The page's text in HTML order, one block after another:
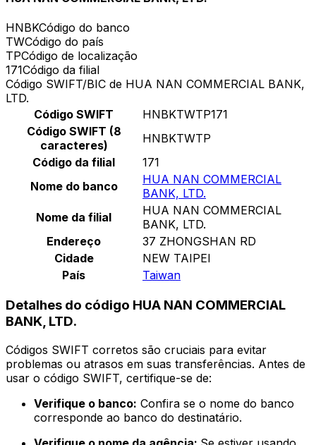
HNBKCódigo do banco
TWCódigo do país
TPCódigo de localização
171Código da filial
Código SWIFT/BIC de HUA NAN COMMERCIAL BANK,
LTD.
Código SWIFT
HNBKTWTP171
Código SWIFT (8
caracteres)
HNBKTWTP
Código da filial
171
Nome do banco
HUA NAN COMMERCIAL
BANK, LTD.
Nome da filial
HUA NAN COMMERCIAL
BANK, LTD.
Endereço
37 ZHONGSHAN RD
Cidade
NEW TAIPEI
País
Taiwan
Detalhes do código HUA NAN COMMERCIAL
BANK, LTD.
Códigos SWIFT corretos são cruciais para evitar
problemas ou atrasos em suas transferências. Antes de
usar o código SWIFT, certifique-se de:
Verifique o banco: Confira se o nome do banco
corresponde ao banco do destinatário.